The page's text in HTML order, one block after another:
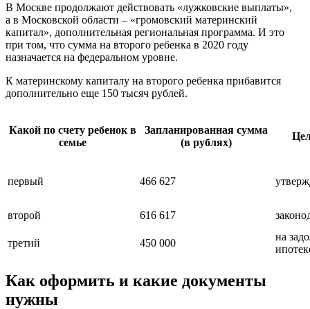
В Москве продолжают действовать «лужковские выплаты»,
а в Московской области – «громовский материнский
капитал», дополнительная региональная программа. И это
при том, что сумма на второго ребенка в 2020 году
назначается на федеральном уровне.
К материнскому капиталу на второго ребенка прибавится
дополнительно еще 150 тысяч рублей.
Какой по счету ребенок в
семье
Запланированная сумма
(в рублях)
первый 466 627
второй 616 617
третий 450 000
на
Как оформить и какие документы
нужны